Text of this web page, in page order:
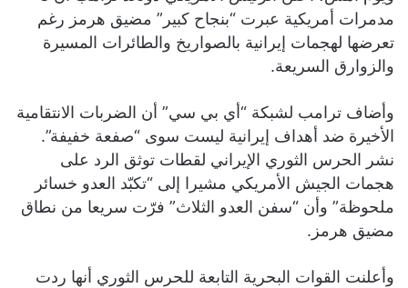
مدمرات أمريكية عبرت “بنجاح كبير” مضيق هرمز رغم
تعرضها لهجمات إيرانية بالصواريخ والطائرات المسيرة
والزوارق السريعة.
وأضاف ترامب لشبكة “أي بي سي” أن الضربات الانتقامية
الأخيرة ضد أهداف إيرانية ليست سوى “صفعة خفيفة”.
نشر الحرس الثوري الإيراني لقطات توثق الرد على
هجمات الجيش الأمريكي مشيرا إلى “تكبّد العدو خسائر
ملحوظة” وأن “سفن العدو الثلاث” فرّت سريعا من نطاق
مضيق هرمز.
وأعلنت القوات البحرية التابعة للحرس الثوري أنها ردت